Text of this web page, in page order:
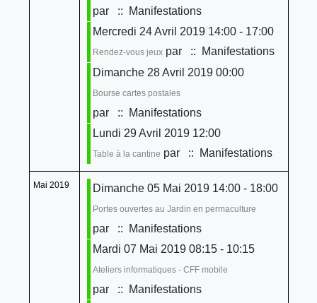
par
:: Manifestations
Mercredi 24 Avril 2019 14:00 - 17:00
Rendez-vous jeuxpar
:: Manifestations
Dimanche 28 Avril 2019 00:00
Bourse cartes postales
par
:: Manifestations
Lundi 29 Avril 2019 12:00
Table à la cantine par :: Manifestations
Mai 2019 Dimanche 05 Mai 2019 14:00 - 18:00
Portes ouvertes au Jardin en permaculture
par
:: Manifestations
Mardi 07 Mai 2019 08:15 - 10:15
Ateliers informatiques - CFF mobile
par
:: Manifestations